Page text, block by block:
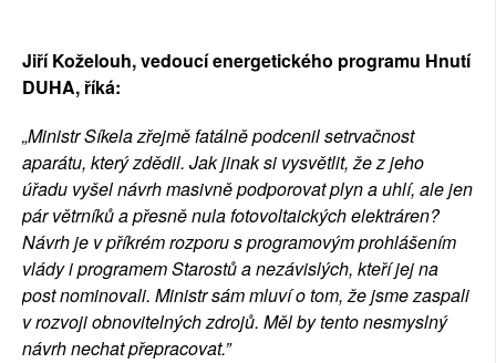
Jiří Koželouh, vedoucí energetického programu Hnutí
DUHA, říká:
„Ministr Síkela zřejmě fatálně podcenil setrvačnost
aparátu, který zdědil. Jak jinak si vysvětlit, že z jeho
úřadu vyšel návrh masivně podporovat plyn a uhlí, ale jen
pár větrníků a přesně nula fotovoltaických elektráren?
Návrh je v příkrém rozporu s programovým prohlášením
vlády i programem Starostů a nezávislých, kteří jej na
post nominovali. Ministr sám mluví o tom, že jsme zaspali
v rozvoji obnovitelných zdrojů. Měl by tento nesmyslný
návrh nechat přepracovat.”